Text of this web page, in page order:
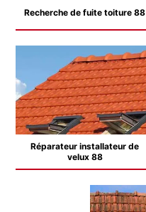
Recherche de fuite toiture 88
Réparateur installateur de
velux 88